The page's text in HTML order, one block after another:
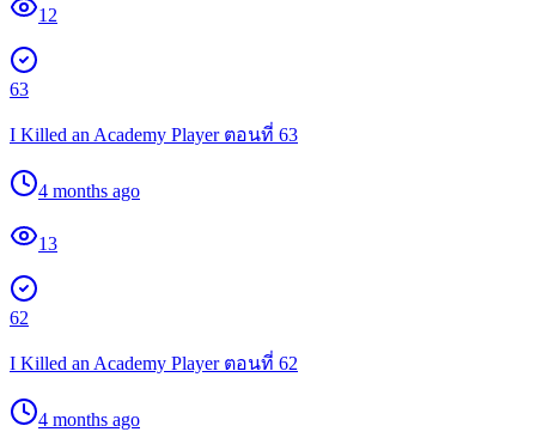
12
63
I Killed an Academy Player ตอนที่ 63
4 months ago
13
62
I Killed an Academy Player ตอนที่ 62
4 months ago